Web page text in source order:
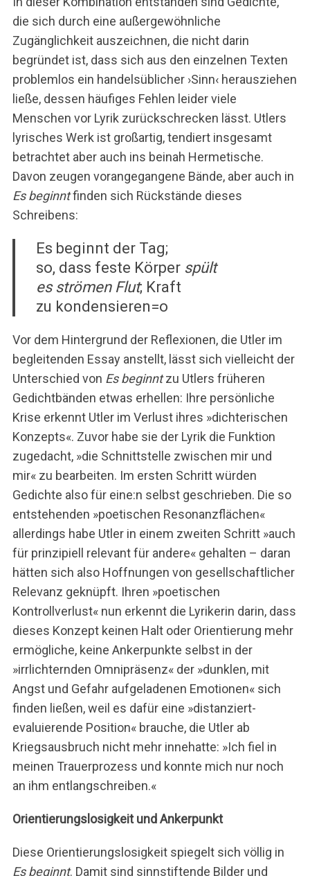
die sich durch eine außergewöhnliche
Zugänglichkeit auszeichnen, die nicht darin
begründet ist, dass sich aus den einzelnen Texten
problemlos ein handelsüblicher ›Sinn‹ herausziehen
ließe, dessen häufiges Fehlen leider viele
Menschen vor Lyrik zurückschrecken lässt. Utlers
lyrisches Werk ist großartig, tendiert insgesamt
betrachtet aber auch ins beinah Hermetische.
Davon zeugen vorangegangene Bände, aber auch in
Es beginntfinden sich Rückstände dieses
Schreibens:
Es beginnt der Tag;
so, dass feste Körper spült
es strömen Flut; Kraft
zu kondensieren=o
Vor dem Hintergrund der Reflexionen, die Utler im
begleitenden Essay anstellt, lässt sich vielleicht der
Unterschied von Es beginntzu Utlers früheren
Gedichtbänden etwas erhellen: Ihre persönliche
Krise erkennt Utler im Verlust ihres »dichterischen
Konzepts«. Zuvor habe sie der Lyrik die Funktion
zugedacht, »die Schnittstelle zwischen mir und
mir« zu bearbeiten. Im ersten Schritt würden
Gedichte also für eine:n selbst geschrieben. Die so
entstehenden »poetischen Resonanzflächen«
allerdings habe Utler in einem zweiten Schritt »auch
für prinzipiell relevant für andere« gehalten – daran
hätten sich also Hoffnungen von gesellschaftlicher
Relevanz geknüpft. Ihren »poetischen
Kontrollverlust« nun erkennt die Lyrikerin darin, dass
dieses Konzept keinen Halt oder Orientierung mehr
ermögliche, keine Ankerpunkte selbst in der
»irrlichternden Omnipräsenz« der »dunklen, mit
Angst und Gefahr aufgeladenen Emotionen« sich
finden ließen, weil es dafür eine »distanziert-
evaluierende Position« brauche, die Utler ab
Kriegsausbruch nicht mehr innehatte: »Ich fiel in
meinen Trauerprozess und konnte mich nur noch
an ihm entlangschreiben.«
Orientierungslosigkeit und Ankerpunkt
Diese Orientierungslosigkeit spiegelt sich völlig in
Es beginnt. Damit sind sinnstiftende Bilder und